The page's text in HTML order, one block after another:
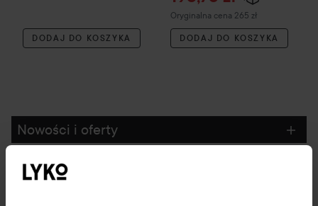
DODAJ DO KOSZYKA
Oryginalna cena 265 zł
Cena regularna 265 zł
DODAJ DO KOSZYKA
Nowości i oferty
Obserwuj nas